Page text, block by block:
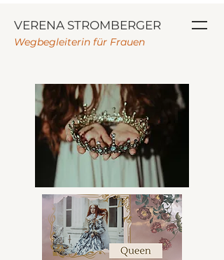
VERENA STROMBERGER
Wegbegleiterin für Frauen